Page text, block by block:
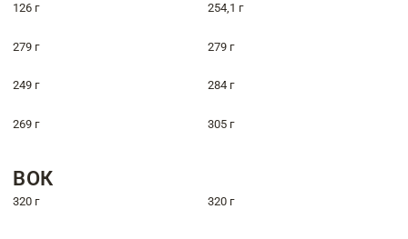
126 г 254,1 г
279 г 279 г
249 г 284 г
269 г 305 г
ВОК
320 г 320 г